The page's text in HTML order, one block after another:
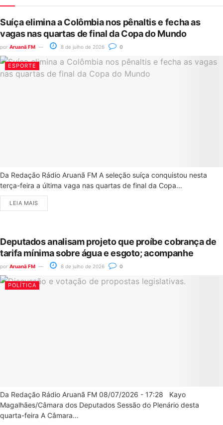
Suíça elimina a Colômbia nos pênaltis e fecha as
vagas nas quartas de final da Copa do Mundo
por Aruanã FM 8 de julho de 2026 0
ESPORTE
Da Redação Rádio Aruanã FM A seleção suíça conquistou nesta
terça-feira a última vaga nas quartas de final da Copa...
LEIA MAIS
Deputados analisam projeto que proíbe cobrança de
tarifa mínima sobre água e esgoto; acompanhe
por Aruanã FM 8 de julho de 2026 0
POLÍTICA
Da Redação Rádio Aruanã FM 08/07/2026 - 17:28 Kayo
Magalhães/Câmara dos Deputados Sessão do Plenário desta
quarta-feira A Câmara...